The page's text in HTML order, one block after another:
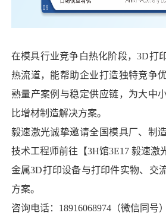
在模具行业竞争白热化阶段，3D打
热流道，能帮助企业打造独特竞争
熟量产案例与稳定供应链，为大中
比增材制造解决方案。
毅速激光诚挚邀请全国模具厂、制
技术工程师前往【3H馆3E17 毅速激
金属3D打印设备与打印件实物、交
方案。
咨询电话：18916068974（微信同号）